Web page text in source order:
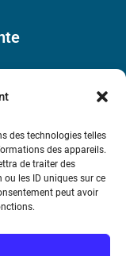
des technologies telles
des appareils.
de traiter des
les ID uniques sur ce
peut avoir